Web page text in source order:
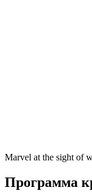
Marvel at the sight of
Программа